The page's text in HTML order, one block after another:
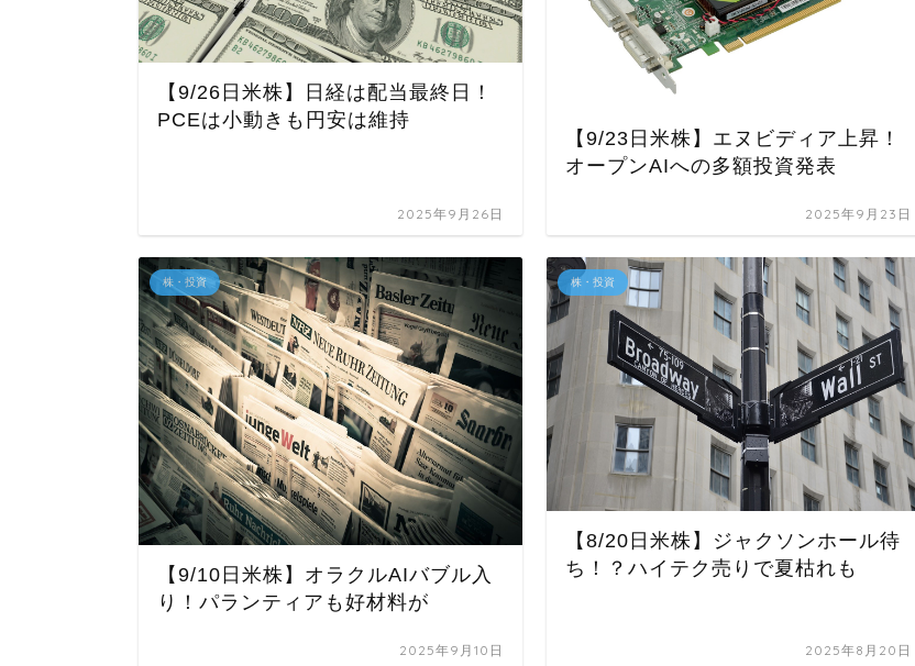
【9/26日米株】日経は配当最終日！
PCEは小動きも円安は維持
2025年9月26日
【9/23日米株】エヌビディア上昇！
オープンAIへの多額投資発表
2025年9月23日
株・投資
【9/10日米株】オラクルAIバブル入
り！パランティアも好材料が
2025年9月10日
株・投資
【8/20日米株】ジャクソンホール待
ち！？ハイテク売りで夏枯れも
2025年8月20日